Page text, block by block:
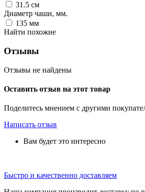
31.5 см
Диаметр чаши, мм.
135 мм
Найти похожие
Отзывы
Отзывы не найдены
Оставить отзыв на этот товар
Поделитесь мнением с другими
Написать отзыв
Вам будет это интересно
Быстро и качественно доставляем